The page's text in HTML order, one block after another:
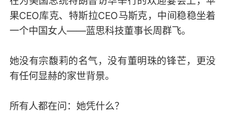
果CEO库克、特斯拉CEO马斯克，中间稳稳坐着
一个中国女人——蓝思科技董事长周群飞。
她没有宗馥莉的名气，没有董明珠的锋芒，更没
有任何显赫的家世背景。
所有人都在问：她凭什么？